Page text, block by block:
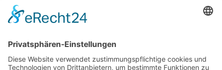
Top-Anbieter
Spitzenqualität
Kompetente Beratung